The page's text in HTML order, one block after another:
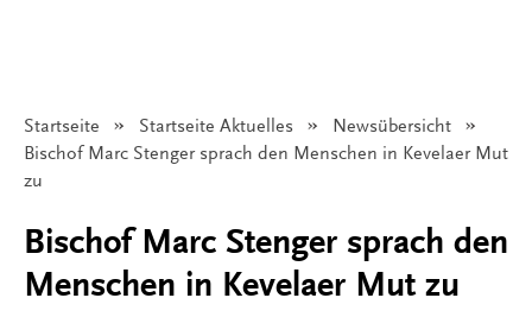
Startseite Startseite Aktuelles
Newsübersicht
Angezeigt:
Bischof Marc Stenger sprach den Menschen in Kevelaer Mut
zu
Bischof Marc Stenger sprach den
Menschen in Kevelaer Mut zu